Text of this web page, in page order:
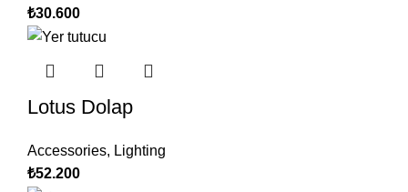
₺30.600
Lotus Dolap
Accessories, Lighting
₺52.200